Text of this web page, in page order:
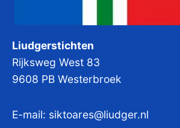
Liudgerstichten
Rijksweg West 83
9608 PB Westerbroek
E-mail: siktoares@liudger.nl